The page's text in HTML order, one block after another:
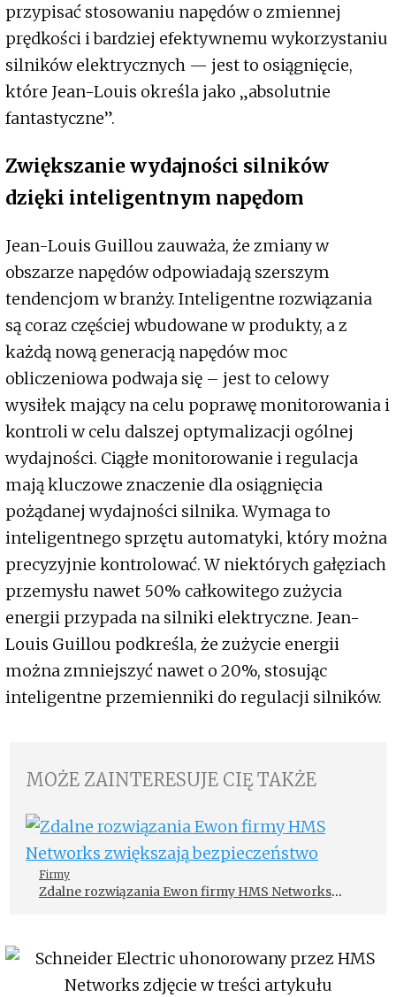
przypisać stosowaniu napędów o zmiennej
prędkości i bardziej efektywnemu wykorzystaniu
silników elektrycznych — jest to osiągnięcie,
które Jean-Louis określa jako „absolutnie
fantastyczne”.
Zwiększanie wydajności silników
dzięki inteligentnym napędom
Jean-Louis Guillou zauważa, że zmiany w
obszarze napędów odpowiadają szerszym
tendencjom w branży. Inteligentne rozwiązania
są coraz częściej wbudowane w produkty, a z
każdą nową generacją napędów moc
obliczeniowa podwaja się – jest to celowy
wysiłek mający na celu poprawę monitorowania i
kontroli w celu dalszej optymalizacji ogólnej
wydajności. Ciągłe monitorowanie i regulacja
mają kluczowe znaczenie dla osiągnięcia
pożądanej wydajności silnika. Wymaga to
inteligentnego sprzętu automatyki, który można
precyzyjnie kontrolować. W niektórych gałęziach
przemysłu nawet 50% całkowitego zużycia
energii przypada na silniki elektryczne. Jean-
Louis Guillou podkreśla, że zużycie energii
można zmniejszyć nawet o 20%, stosując
inteligentne przemienniki do regulacji silników.
MOŻE ZAINTERESUJE CIĘ TAKŻE
Firmy
Zdalne rozwiązania Ewon firmy HMS Networks